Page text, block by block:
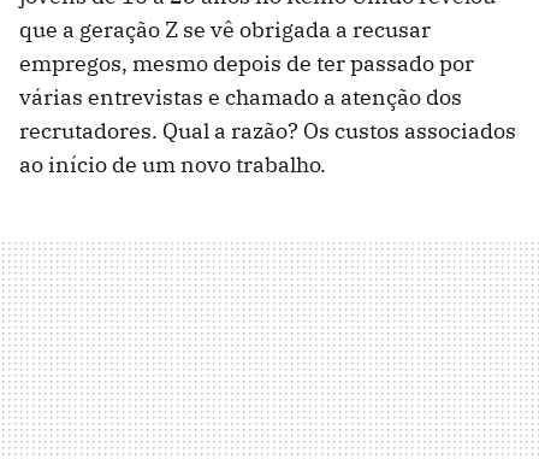
que a geração Z se vê obrigada a recusar
empregos, mesmo depois de ter passado por
várias entrevistas e chamado a atenção dos
recrutadores. Qual a razão? Os custos associados
ao início de um novo trabalho.